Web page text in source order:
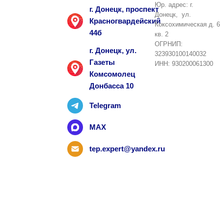
г. Донецк, проспект
Красногвардейский
44б
г. Донецк, ул.
Газеты
Комсомолец
Донбасса 10
Telegram
MAX
tep.expert@yandex.ru
Юр. адрес: г.
Донецк, ул.
Коксохимическая д. 6
кв. 2
ОГРНИП:
323930100140032
ИНН: 930200061300